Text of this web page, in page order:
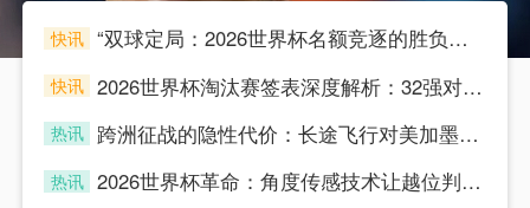
快讯
“双球定局：2026世界杯名额竞逐的胜负分水岭”
快讯
2026世界杯淘汰赛签表深度解析：32强对位的底层逻辑与博弈推演
热讯
跨洲征战的隐性代价：长途飞行对美加墨世界杯预选赛球员竞技状态的多维影响分析
热讯
2026世界杯革命：角度传感技术让越位判罚进入“毫米级时代”